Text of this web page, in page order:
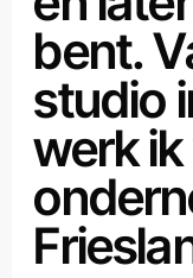
bent.
studio
werk